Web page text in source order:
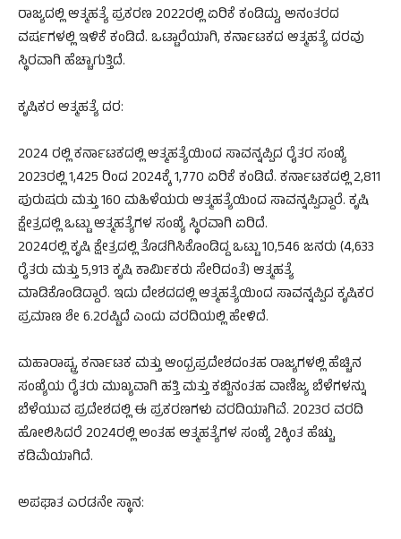
ರಾಜ್ಯದಲ್ಲಿ ಆತ್ಮಹತ್ಯೆ ಪ್ರಕರಣ 2022ರಲ್ಲಿ ಏರಿಕೆ ಕಂಡಿದ್ದು, ಅನಂತರದ
ವರ್ಷಗಳಲ್ಲಿ ಇಳಿಕೆ ಕಂಡಿದೆ. ಒಟ್ಟಾರೆಯಾಗಿ, ಕರ್ನಾಟಕದ ಆತ್ಮಹತ್ಯೆ ದರವು
ಸ್ಥಿರವಾಗಿ ಹೆಚ್ಚಾಗುತ್ತಿದೆ.
ಕೃಷಿಕರ ಆತ್ಮಹತ್ಯೆ ದರ:
2024 ರಲ್ಲಿ ಕರ್ನಾಟಕದಲ್ಲಿ ಆತ್ಮಹತ್ಯೆಯಿಂದ ಸಾವನ್ನಪ್ಪಿದ ರೈತರ ಸಂಖ್ಯೆ
2023ರಲ್ಲಿ 1,425 ರಿಂದ 2024ಕ್ಕೆ 1,770 ಏರಿಕೆ ಕಂಡಿದೆ. ಕರ್ನಾಟಕದಲ್ಲಿ 2,811
ಪುರುಷರು ಮತ್ತು 160 ಮಹಿಳೆಯರು ಆತ್ಮಹತ್ಯೆಯಿಂದ ಸಾವನ್ನಪ್ಪಿದ್ದಾರೆ. ಕೃಷಿ
ಕ್ಷೇತ್ರದಲ್ಲಿ ಒಟ್ಟು ಆತ್ಮಹತ್ಯೆಗಳ ಸಂಖ್ಯೆ ಸ್ಥಿರವಾಗಿ ಏರಿದೆ.
2024ರಲ್ಲಿ ಕೃಷಿ ಕ್ಷೇತ್ರದಲ್ಲಿ ತೊಡಗಿಸಿಕೊಂಡಿದ್ದ ಒಟ್ಟು 10,546 ಜನರು (4,633
ರೈತರು ಮತ್ತು 5,913 ಕೃಷಿ ಕಾರ್ಮಿಕರು ಸೇರಿದಂತೆ) ಆತ್ಮಹತ್ಯೆ
ಮಾಡಿಕೊಂಡಿದ್ದಾರೆ. ಇದು ದೇಶದದಲ್ಲಿ ಆತ್ಮಹತ್ಯೆಯಿಂದ ಸಾವನ್ನಪ್ಪಿದ ಕೃಷಿಕರ
ಪ್ರಮಾಣ ಶೇ 6.2ರಷ್ಟಿದೆ ಎಂದು ವರದಿಯಲ್ಲಿ ಹೇಳಿದೆ.
ಮಹಾರಾಷ್ಟ್ರ, ಕರ್ನಾಟಕ ಮತ್ತು ಆಂಧ್ರಪ್ರದೇಶದಂತಹ ರಾಜ್ಯಗಳಲ್ಲಿ ಹೆಚ್ಚಿನ
ಸಂಖ್ಯೆಯ ರೈತರು ಮುಖ್ಯವಾಗಿ ಹತ್ತಿ ಮತ್ತು ಕಬ್ಬಿನಂತಹ ವಾಣಿಜ್ಯ ಬೆಳೆಗಳನ್ನು
ಬೆಳೆಯುವ ಪ್ರದೇಶದಲ್ಲಿ ಈ ಪ್ರಕರಣಗಳು ವರದಿಯಾಗಿವೆ. 2023ರ ವರದಿ
ಹೋಲಿಸಿದರೆ 2024ರಲ್ಲಿ ಅಂತಹ ಆತ್ಮಹತ್ಯೆಗಳ ಸಂಖ್ಯೆ 2ಕ್ಕಿಂತ ಹೆಚ್ಚು
ಕಡಿಮೆಯಾಗಿದೆ.
ಅಪಘಾತ ಎರಡನೇ ಸ್ಥಾನ: